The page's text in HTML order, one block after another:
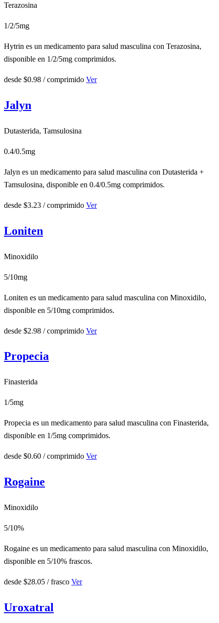
Terazosina
1/2/5mg
Hytrin es un medicamento para salud masculina con Terazosina,
disponible en 1/2/5mg comprimidos.
desde $0.98 / comprimido Ver
Jalyn
Dutasterida, Tamsulosina
0.4/0.5mg
Jalyn es un medicamento para salud masculina con Dutasterida +
Tamsulosina, disponible en 0.4/0.5mg comprimidos.
desde $3.23 / comprimido Ver
Loniten
Minoxidilo
5/10mg
Loniten es un medicamento para salud masculina con Minoxidilo,
disponible en 5/10mg comprimidos.
desde $2.98 / comprimido Ver
Propecia
Finasterida
1/5mg
Propecia es un medicamento para salud masculina con Finasterida,
disponible en 1/5mg comprimidos.
desde $0.60 / comprimido Ver
Rogaine
Minoxidilo
5/10%
Rogaine es un medicamento para salud masculina con Minoxidilo,
disponible en 5/10% frascos.
desde $28.05 / frasco Ver
Uroxatral